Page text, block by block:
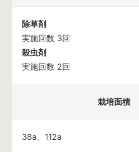
除草剤
実施回数 3回
殺虫剤
実施回数 2回
栽培面積
38a、112a